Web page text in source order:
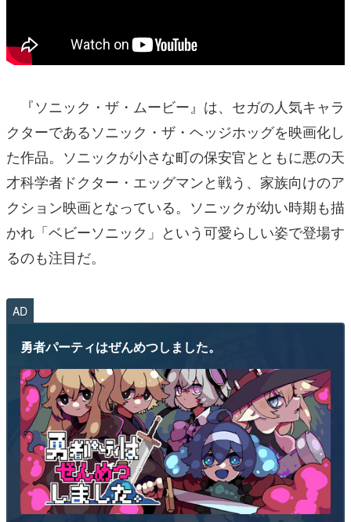
『ソニック・ザ・ムービー』は、セガの人気キャラ
クターであるソニック・ザ・ヘッジホッグを映画化し
た作品。ソニックが小さな町の保安官とともに悪の天
才科学者ドクター・エッグマンと戦う、家族向けのア
クション映画となっている。ソニックが幼い時期も描
かれ「ベビーソニック」という可愛らしい姿で登場す
るのも注目だ。
AD
勇者パーティはぜんめつしました。